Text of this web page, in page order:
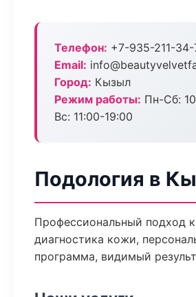
Телефон: +7-935-211-34-
Email:
Город: Кызыл
Режим работы: Пн-Сб:
Вс: 11:00-19:00
Подология в
Профессиональный подход
диагностика кожи,
программа, видимый